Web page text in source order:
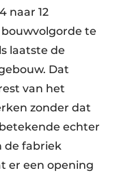
naar 12
te
laatste de
Dat
van het
zonder dat
echter
de fabriek
er een opening